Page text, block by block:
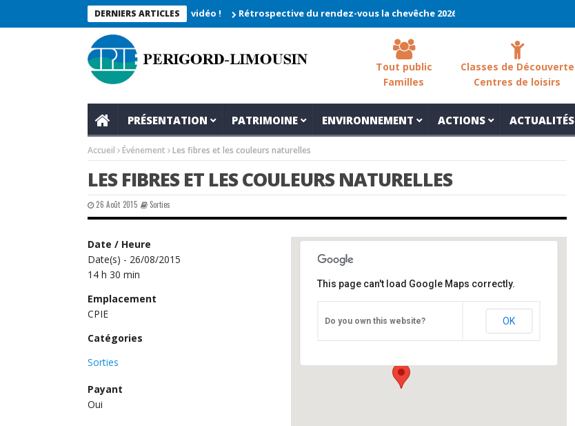
DERNIERS ARTICLES
2026_Les moments enregistrés en vidéo ! Rétrospective du rendez-vous la chevêche 2026 !
Tout public
Familles
Classes de Découverte
Centres de loisirs
PRÉSENTATION PATRIMOINE ENVIRONNEMENT ACTIONS ACTUALITÉS
Accueil Événement Les fibres et les couleurs naturelles
LES FIBRES ET LES COULEURS NATURELLES
26 Août 2015 Sorties
CPIE
Château - Varaignes
This page can't load Google Maps correctly.
Do you own this website? OK
Date / Heure
Date(s) - 26/08/2015
14 h 30 min
Emplacement
CPIE
Catégories
Sorties
Payant
Oui